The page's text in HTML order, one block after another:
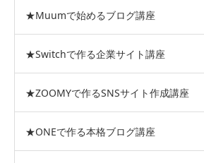
★Muumで始めるブログ講座
★Switchで作る企業サイト講座
★ZOOMYで作るSNSサイト作成講座
★ONEで作る本格ブログ講座